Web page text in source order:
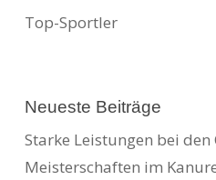
Top-Sportler
Neueste Beiträge
Starke Leistungen bei den
Meisterschaften im